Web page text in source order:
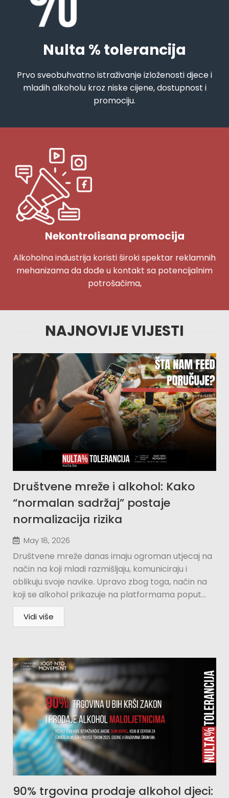
Nulta % tolerancija
Prvo sveobuhvatno istraživanje izloženosti djece i
mladih alkoholu kroz niske cijene, dostupnost i
promociju.
Nekontrolisana promocija
Alkoholna industrija koristi široki spektar reklamnih
mehanizama da dođe u kontakt sa potencijalnim
potrošačima,
NAJNOVIJE VIJESTI
Društvene mreže i alkohol: Kako
“normalan sadržaj” postaje
normalizacija rizika
May 18, 2026
Društvene mreže danas imaju ogroman utjecaj na
način na koji mladi razmišljaju, komuniciraju i
oblikuju svoje navike. Upravo zbog toga, način na
koji se alkohol prikazuje na platformama poput...
Vidi više
90% trgovina prodaje alkohol djeci: